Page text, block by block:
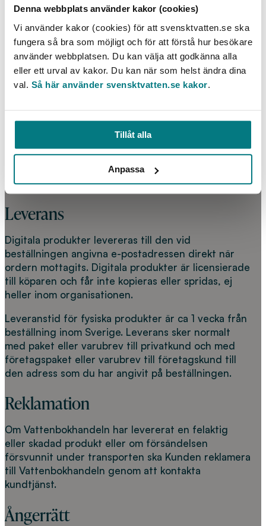
Denna webbplats använder kakor (cookies)
Vi använder kakor (cookies) för att svensktvatten.se ska
fungera så bra som möjligt och för att förstå hur besökare
använder webbplatsen. Du kan välja att godkänna alla
eller ett urval av kakor. Du kan när som helst ändra dina
val. Så här använder svensktvatten.se kakor.
Tillåt alla
Anpassa
om köp av digitala publikationer uppkommer när du
genom knapptryckning genomfört köpet.
Meddelanden från Vattenbokhandeln sänds till den
e-postadress som du har angivit vid beställning. Du
som kund åtar dig att bevaka din e-post. Glöm inte
att titta i skräppostmappen.
slutföra köpet så godkänner du Vattenbokhandelns
Kontakta Vattenbokhandelns kundtjänst vid
eventuella frågor eller problem i samband med din
beställning.
Leverans
Digitala produkter levereras till den vid
beställningen angivna e-postadressen direkt när
ordern mottagits. Digitala produkter är licensierade
till köparen och får inte kopieras eller spridas, ej
heller inom organisationen.
Leveranstid för fysiska produkter är ca 1 vecka från
beställning inom Sverige. Leverans sker normalt
med paket eller varubrev till privatkund och med
företagspaket eller varubrev till företagskund till
den adress som du har angivit på beställningen.
Reklamation
Om Vattenbokhandeln har levererat en felaktig
eller skadad produkt eller om försändelsen
försvunnit under transporten ska Kunden reklamera
till Vattenbokhandeln genom att kontakta
kundtjänst.
Ångerrätt